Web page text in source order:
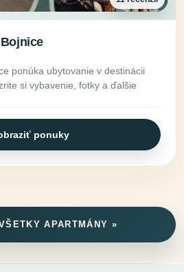
ponúka ubytovanie v destinácii
si vybavenie, fotky a ďalšie
ponuky
APARTMÁNY »